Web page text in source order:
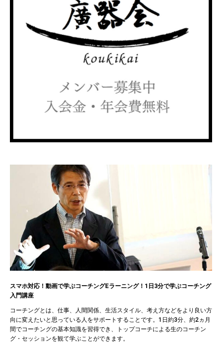
スマホ対応！動画で学ぶコーチングEラーニング！1日3分で学ぶコーチング
入門講座
コーチングとは、仕事、人間関係、生活スタイル、考え方などをより良い方
向に変えたいと思っている人をサポートすることです。1日約3分、約2ヵ月
間でコーチングの基本知識を習得でき、トップコーチによる生のコーチン
グ・セッションを観て学ぶことができます。